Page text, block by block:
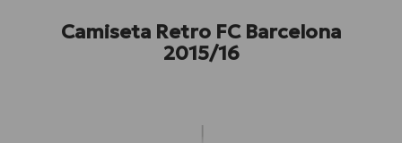
Camiseta Retro FC Barcelona
2015/16